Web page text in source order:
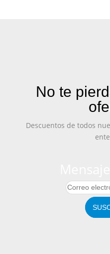
No te
Descuentos de todos